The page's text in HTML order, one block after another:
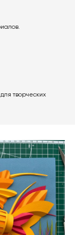
творческих